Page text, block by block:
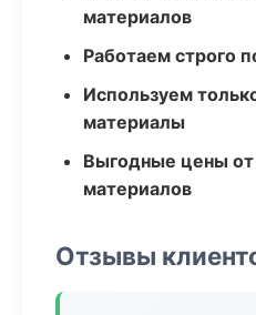
материалов
Работаем строго
Используем
материалы
Выгодные цены
материалов
Отзывы